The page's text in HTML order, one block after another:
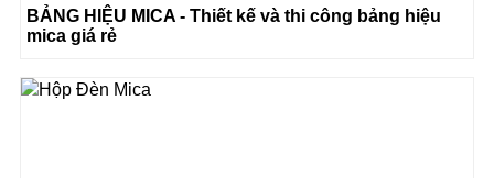
BẢNG HIỆU MICA - Thiết kế và thi công bảng hiệu
mica giá rẻ